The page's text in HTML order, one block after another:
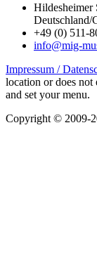
Hildesheimer
Deutschland/
+49 (0) 511-
info@mig-
Impressum /
location or does not
and set your menu.
Copyright © 2009-